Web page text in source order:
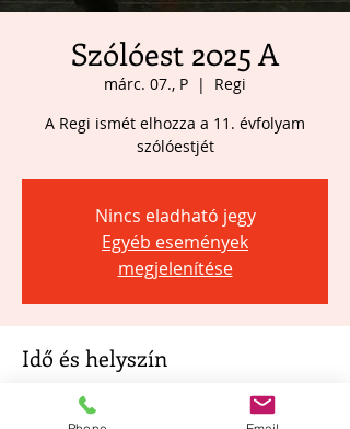
Szólóest 2025 A
márc. 07., P
  |
Regi
A Regi ismét elhozza a 11. évfolyam
szólóestjét
Nincs eladható jegy
Egyéb események
megjelenítése
Idő és helyszín
2025. márc. 07. 18:00 – 21:00
Regi, Budapest, Lakkozó u. 1-5, 1048